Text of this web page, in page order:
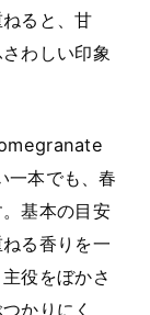
ると、甘
わしい印象
一本でも、春
基本の目安
る香りを一
役をぼかさ
かりにく